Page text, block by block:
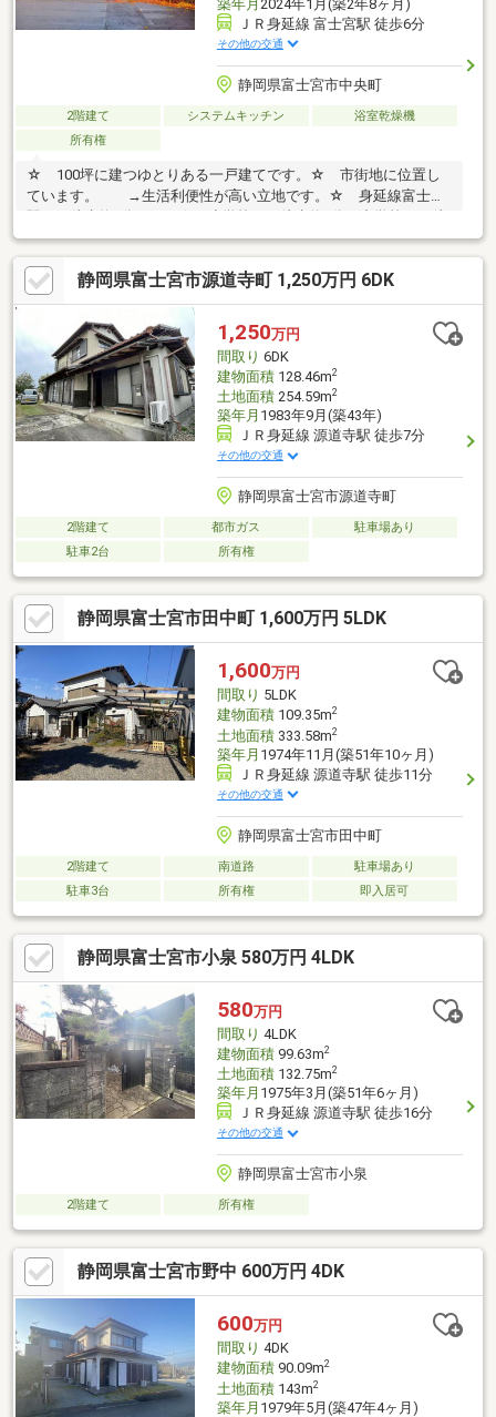
築年月 2024年1月(築2年8ヶ月)
ＪＲ身延線 富士宮駅 徒歩6分
その他の交通
静岡県富士宮市中央町
2階建て システムキッチン
浴室乾燥機
所有権
☆ 100坪に建つゆとりある一戸建てです。☆ 市街地に位置し
ています。 →生活利便性が高い立地です。☆ 身延線富士宮
歩約12分です。☆ イオンモール富士宮まで車で約5分です。
☆ 国道139号線まで車で約7分です。☆ 屋上があります。
→景色が良く富士山を見ることが出来ます。☆ 乾燥機・洗濯
機・大理石テーブル・テレビ付きです。 →家具付きなので、
すぐに新生活を始められます。 ＼＼是非お気軽にお問い合わせ
下さい／／ ー-ーU2JAPAN株式会社 富士店ー-－
静岡県富士宮市源道寺町 1,250万円 6DK
1,250万円
間取り 6DK
建物面積128.46m2
土地面積254.59m2
築年月 1983年9月(築43年)
ＪＲ身延線 源道寺駅 徒歩7分
その他の交通
静岡県富士宮市源道寺町
2階建て 都市ガス
駐車場あり
駐車2台
所有権
静岡県富士宮市田中町 1,600万円 5LDK
1,600万円
間取り 5LDK
建物面積109.35m2
土地面積333.58m2
築年月 1974年11月(築51年10ヶ月)
ＪＲ身延線 源道寺駅 徒歩11分
その他の交通
静岡県富士宮市田中町
2階建て 南道路
駐車場あり
駐車3台
所有権 即入居可
静岡県富士宮市小泉 580万円 4LDK
580万円
間取り 4LDK
建物面積99.63m2
土地面積132.75m2
築年月 1975年3月(築51年6ヶ月)
ＪＲ身延線 源道寺駅 徒歩16分
その他の交通
静岡県富士宮市小泉
2階建て 所有権
静岡県富士宮市野中 600万円 4DK
600万円
間取り 4DK
建物面積90.09m2
土地面積143m2
築年月 1979年5月(築47年4ヶ月)